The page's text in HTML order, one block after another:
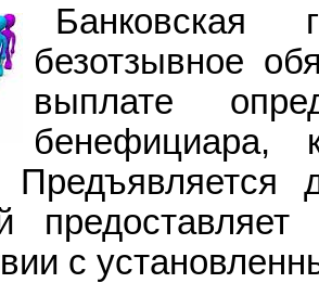
Банковская
безотзывное
выплате
бенефициара,
с